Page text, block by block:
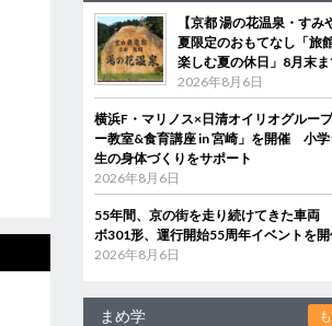
【京都 湯の花温泉・すみ
夏限定のおもてなし「旅
楽しむ夏の休日」8月末
2026年8月6日
横浜F・マリノス×日清オイリオグルー
ー教室&食育講座 in 宮崎」を開催 小
生の身体づくりをサポート
2026年8月6日
55年間、京の街を走り続けてきた車両
ボ301形、運行開始55周年イベントを
2026年8月6日
まめ学